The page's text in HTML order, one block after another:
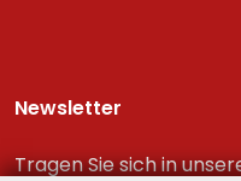
Newsletter
Tragen Sie sich in